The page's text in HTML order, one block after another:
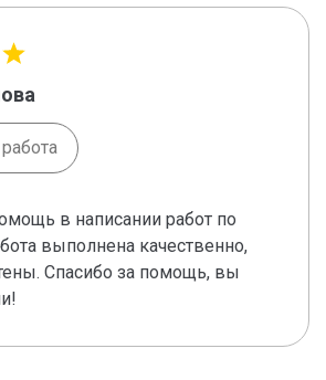
в написании работ по
выполнена качественно,
Спасибо за помощь, вы